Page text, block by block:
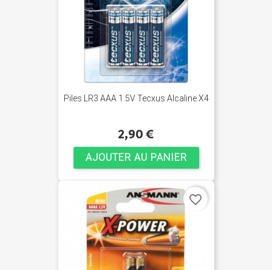
Piles LR3 AAA 1.5V Tecxus Alcaline X4
2,90 €
AJOUTER AU PANIER
favorite_border